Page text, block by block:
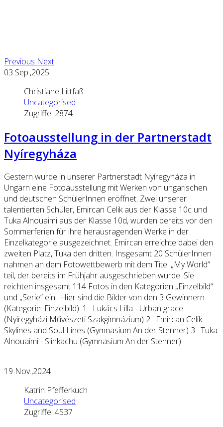
Previous Next
03 Sep.,2025
Christiane Littfaß
Uncategorised
Zugriffe: 2874
Fotoausstellung in der Partnerstadt
Nyíregyháza
Gestern wurde in unserer Partnerstadt Nyíregyháza in
Ungarn eine Fotoausstellung mit Werken von ungarischen
und deutschen SchülerInnen eröffnet. Zwei unserer
talentierten Schüler, Emircan Celik aus der Klasse 10c und
Tuka Alnouaimi aus der Klasse 10d, wurden bereits vor den
Sommerferien für ihre herausragenden Werke in der
Einzelkategorie ausgezeichnet. Emircan erreichte dabei den
zweiten Platz, Tuka den dritten. Insgesamt 20 SchülerInnen
nahmen an dem Fotowettbewerb mit dem Titel „My World“
teil, der bereits im Frühjahr ausgeschrieben wurde. Sie
reichten insgesamt 114 Fotos in den Kategorien „Einzelbild“
und „Serie“ ein. Hier sind die Bilder von den 3 Gewinnern
(Kategorie: Einzelbild): 1. Lukács Lilla - Urban grace
(Nyíregyházi Művészeti Szakgimnázium) 2. Emircan Celik -
Skylines and Soul Lines (Gymnasium An der Stenner) 3. Tuka
Alnouaimi - Slinkachu (Gymnasium An der Stenner)
19 Nov.,2024
Katrin Pfefferkuch
Uncategorised
Zugriffe: 4537